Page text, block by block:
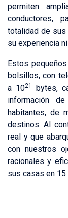
permiten
conductores,
totalidad de sus
su experiencia
Estos
bolsillos, con
a 1021 bytes,
información
habitantes, de
destinos. Al
real y que
con nuestros
racionales y
sus casas en